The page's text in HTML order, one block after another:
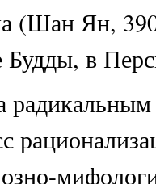
(Шан Ян,
Будды, в